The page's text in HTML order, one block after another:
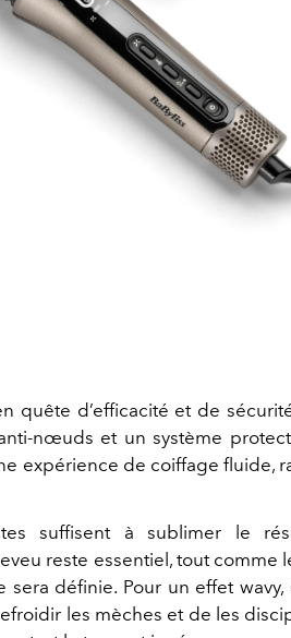
quête d’efficacité et de
nœuds et un système
expérience de coiffage fluide,
suffisent à sublimer le
reste essentiel, tout comme
définie. Pour un effet
les mèches et de les